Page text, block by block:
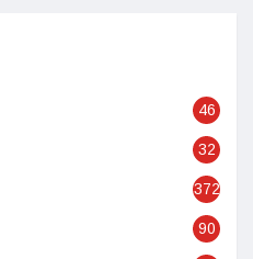
46
32
372
90